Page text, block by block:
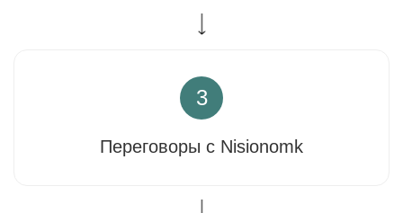
3
Переговоры с Nisionomk